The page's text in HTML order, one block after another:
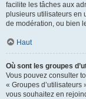
facilite les tâches aux
plusieurs utilisateurs en
de modération, ou bien
Haut
Où sont les groupes
Vous pouvez consulter
« Groupes d’utilisateurs
vous souhaitez en